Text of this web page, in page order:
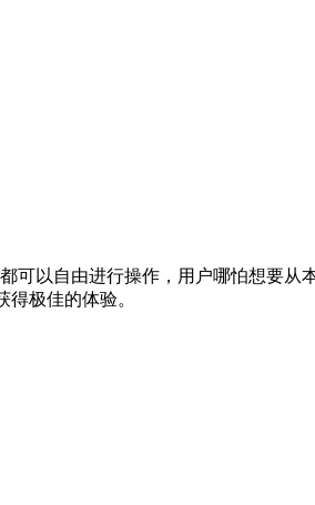
以自由进行操作，用户哪怕想要从
极佳的体验。